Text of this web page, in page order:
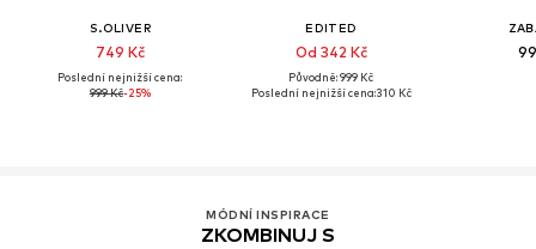
S.OLIVER
749 Kč
Poslední nejnižší cena:
999 Kč-25%
EDITED
Od 342 Kč
Původně: 999 Kč
Poslední nejnižší cena:310 Kč
MÓDNÍ INSPIRACE
ZKOMBINUJ S